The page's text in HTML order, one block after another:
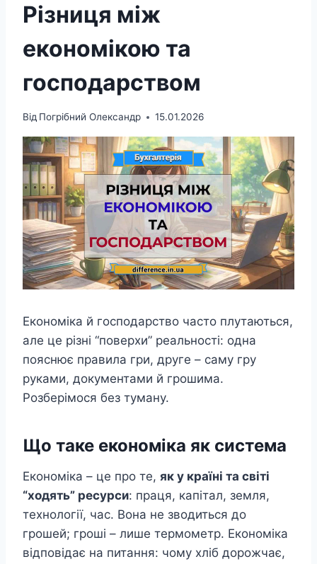
Різниця між
економікою та
господарством
Від Погрібний Олександр 15.01.2026
Економіка й господарство часто плутаються,
але це різні “поверхи” реальності: одна
пояснює правила гри, друге – саму гру
руками, документами й грошима.
Розберімося без туману.
Що таке економіка як система
Економіка – це про те, як у країні та світі
“ходять” ресурси: праця, капітал, земля,
технології, час. Вона не зводиться до
грошей; гроші – лише термометр. Економіка
відповідає на питання: чому хліб дорожчає,